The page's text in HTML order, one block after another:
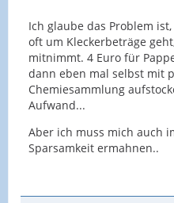
Ich glaube das Problem
oft um Kleckerbeträge
mitnimmt. 4 Euro für
dann eben mal selbst mit
Chemiesammlung
Aufwand...
Aber ich muss mich auch
Sparsamkeit ermahnen..